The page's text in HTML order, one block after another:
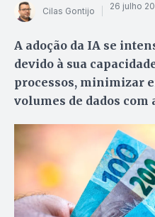
Cilas Gontijo 26 julho
A adoção da IA se
devido à sua
processos, minimizar
volumes de dados com